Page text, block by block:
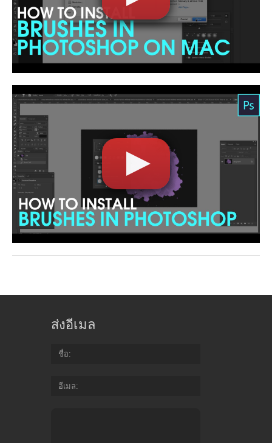
ส่งอีเมล
ชื่อ
อีเมล